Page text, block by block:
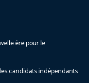
ère pour le
candidats indépendants